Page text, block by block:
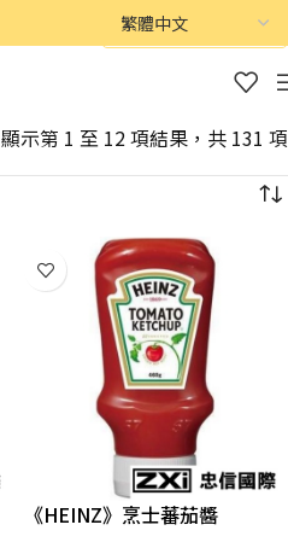
顯示第 1 至 12 項結果，共 131 項
《HEINZ》烹士蕃茄醬